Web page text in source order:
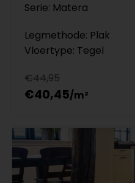
Serie: Matera
Legmethode: Plak
Vloertype: Tegel
€44,95
€40,45